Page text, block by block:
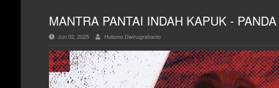
MANTRA PANTAI INDAH KAPUK - PANDA
Jun 02, 2025 Hutomo Dwinugrahanto